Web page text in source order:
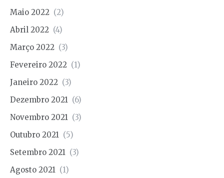
Maio 2022 (2)
Abril 2022 (4)
Março 2022 (3)
Fevereiro 2022 (1)
Janeiro 2022 (3)
Dezembro 2021 (6)
Novembro 2021 (3)
Outubro 2021 (5)
Setembro 2021 (3)
Agosto 2021 (1)